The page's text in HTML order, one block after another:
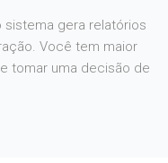
sistema gera relatórios
Você tem maior
tomar uma decisão de